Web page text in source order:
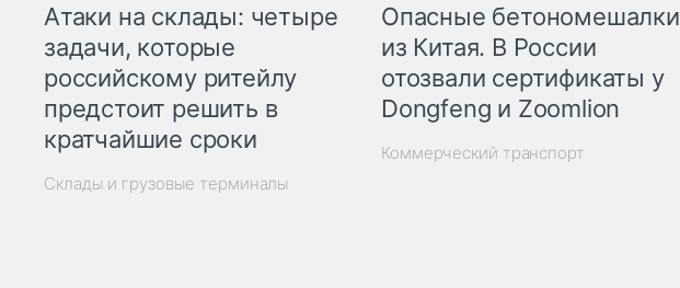
Атаки на склады: четыре
задачи, которые
российскому ритейлу
предстоит решить в
кратчайшие сроки
Склады и грузовые терминалы
Опасные бетономешалки
из Китая. В России
отозвали сертификаты у
Dongfeng и Zoomlion
Коммерческий транспорт